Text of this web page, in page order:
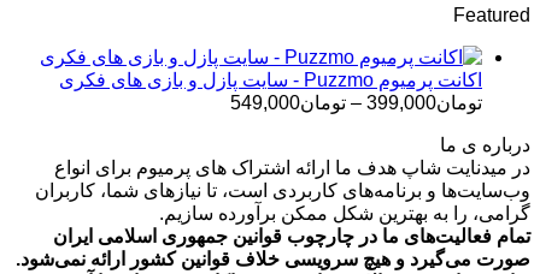
تومان699,000
Featured
اکانت پرمیوم Puzzmo - سایت پازل و بازی های فکری
تومان399,000
– تومان549,000
تا
تومان549,000
درباره ی ما
در میدنایت شاپ هدف ما ارائه اشتراک های پرمیوم برای انواع
وب‌سایت‌ها و برنامه‌های کاربردی است، تا نیازهای شما، کاربران
گرامی، را به بهترین شکل ممکن برآورده سازیم.
تمام فعالیت‌های ما در چارچوب قوانین جمهوری اسلامی ایران
صورت می‌گیرد و هیچ سرویسی خلاف قوانین کشور ارائه نمی‌شود.